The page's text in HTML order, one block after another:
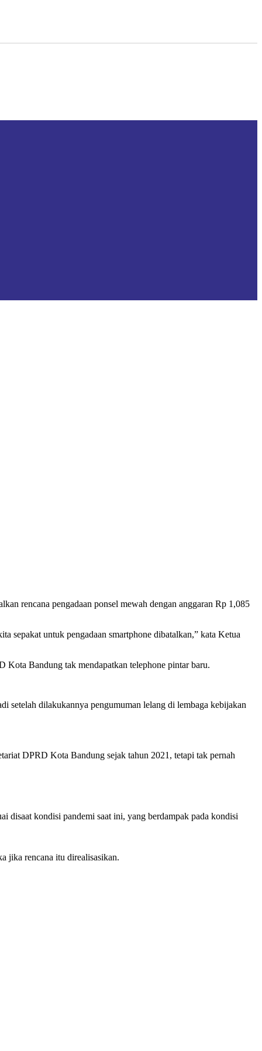
rencana pengadaan ponsel mewah dengan anggaran Rp 1,085
sepakat untuk pengadaan smartphone dibatalkan,” kata Ketua
Kota Bandung tak mendapatkan telephone pintar baru.
setelah dilakukannya pengumuman lelang di lembaga kebijakan
DPRD Kota Bandung sejak tahun 2021, tetapi tak pernah
disaat kondisi pandemi saat ini, yang berdampak pada kondisi
jika rencana itu direalisasikan.